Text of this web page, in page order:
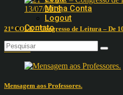
Minha Conta
Logout
Contato
21º COLE – Congresso de Leitura – De
Notícias 7818
Mensagem aos Professores.